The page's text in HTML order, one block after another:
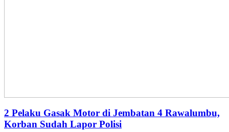
2 Pelaku Gasak Motor di Jembatan 4 Rawalumbu,
Korban Sudah Lapor Polisi